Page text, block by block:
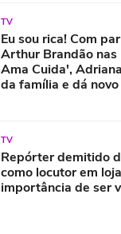
TV
Eu sou rica! Com
Arthur Brandão nas
Ama Cuida',
da família e dá
TV
Repórter demitido
como locutor em
importância de ser